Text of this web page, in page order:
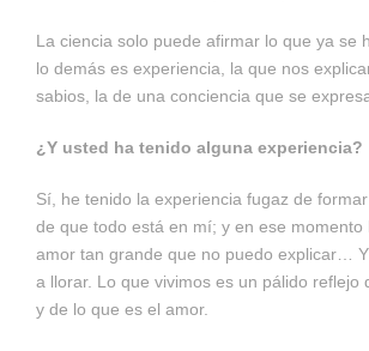
La ciencia solo puede afirmar lo que ya se
lo demás es experiencia, la que nos
sabios, la de una conciencia que se
¿Y usted ha tenido alguna experiencia?
Sí, he tenido la experiencia fugaz de
de que todo está en mí; y en ese momento
amor tan grande que no puedo explicar…
a llorar. Lo que vivimos es un pálido reflejo
y de lo que es el amor.